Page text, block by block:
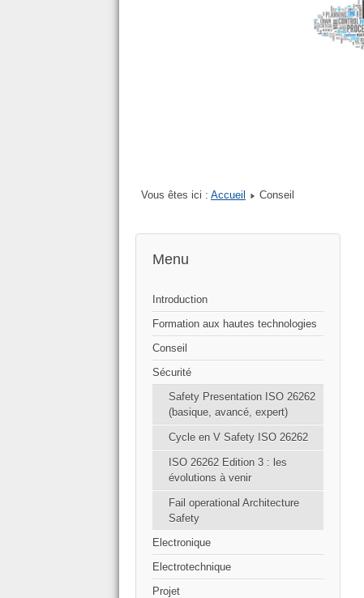
Vous êtes ici : Accueil Conseil
Menu
Introduction
Formation aux hautes technologies
Conseil
Sécurité
Safety Presentation ISO 26262
(basique, avancé, expert)
Cycle en V Safety ISO 26262
ISO 26262 Edition 3 : les
évolutions à venir
Fail operational Architecture
Safety
Electronique
Electrotechnique
Projet